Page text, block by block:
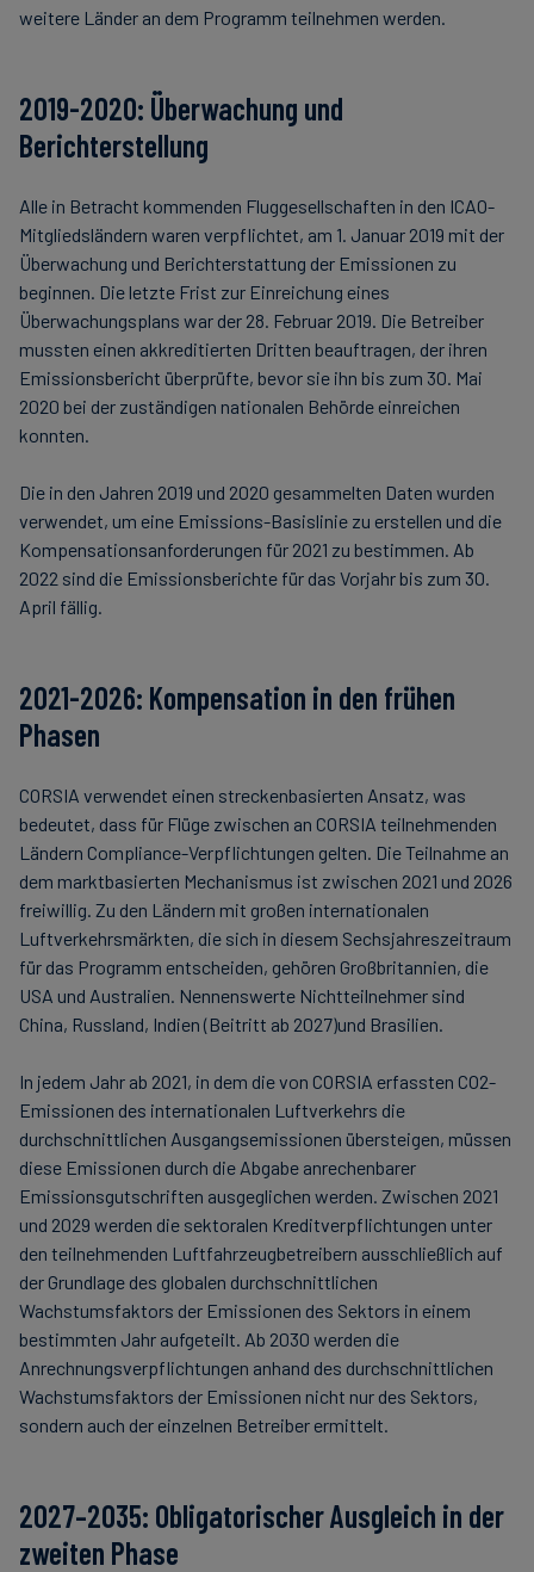
weitere Länder an dem Programm teilnehmen werden.
2019-2020: Überwachung und
Berichterstellung
Alle in Betracht kommenden Fluggesellschaften in den ICAO-
Mitgliedsländern waren verpflichtet, am 1. Januar 2019 mit der
Überwachung und Berichterstattung der Emissionen zu
beginnen. Die letzte Frist zur Einreichung eines
Überwachungsplans war der 28. Februar 2019. Die Betreiber
mussten einen akkreditierten Dritten beauftragen, der ihren
Emissionsbericht überprüfte, bevor sie ihn bis zum 30. Mai
2020 bei der zuständigen nationalen Behörde einreichen
konnten.
Die in den Jahren 2019 und 2020 gesammelten Daten wurden
verwendet, um eine Emissions-Basislinie zu erstellen und die
Kompensationsanforderungen für 2021 zu bestimmen. Ab
2022 sind die Emissionsberichte für das Vorjahr bis zum 30.
April fällig.
2021-2026: Kompensation in den frühen
Phasen
CORSIA verwendet einen streckenbasierten Ansatz, was
bedeutet, dass für Flüge zwischen an CORSIA teilnehmenden
Ländern Compliance-Verpflichtungen gelten. Die Teilnahme an
dem marktbasierten Mechanismus ist zwischen 2021 und 2026
freiwillig. Zu den Ländern mit großen internationalen
Luftverkehrsmärkten, die sich in diesem Sechsjahreszeitraum
für das Programm entscheiden, gehören Großbritannien, die
USA und Australien. Nennenswerte Nichtteilnehmer sind
China, Russland, Indien (Beitritt ab 2027)und Brasilien.
In jedem Jahr ab 2021, in dem die von CORSIA erfassten CO2-
Emissionen des internationalen Luftverkehrs die
durchschnittlichen Ausgangsemissionen übersteigen, müssen
diese Emissionen durch die Abgabe anrechenbarer
Emissionsgutschriften ausgeglichen werden. Zwischen 2021
und 2029 werden die sektoralen Kreditverpflichtungen unter
den teilnehmenden Luftfahrzeugbetreibern ausschließlich auf
der Grundlage des globalen durchschnittlichen
Wachstumsfaktors der Emissionen des Sektors in einem
bestimmten Jahr aufgeteilt. Ab 2030 werden die
Anrechnungsverpflichtungen anhand des durchschnittlichen
Wachstumsfaktors der Emissionen nicht nur des Sektors,
sondern auch der einzelnen Betreiber ermittelt.
2027–2035: Obligatorischer Ausgleich in der
zweiten Phase